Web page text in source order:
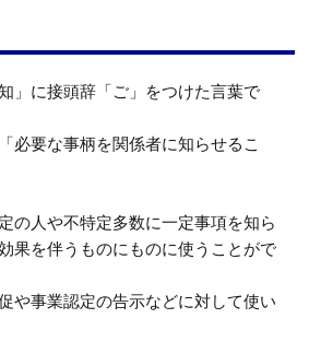
」に接頭辞「ご」をつけた言葉で
必要な事柄を関係者に知らせるこ
の人や不特定多数に一定事項を知ら
果を伴うものにものに使うことがで
や事業認定の告示などに対して使い